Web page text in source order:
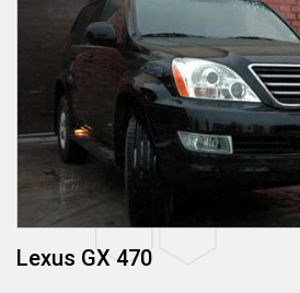
Lexus GX 470